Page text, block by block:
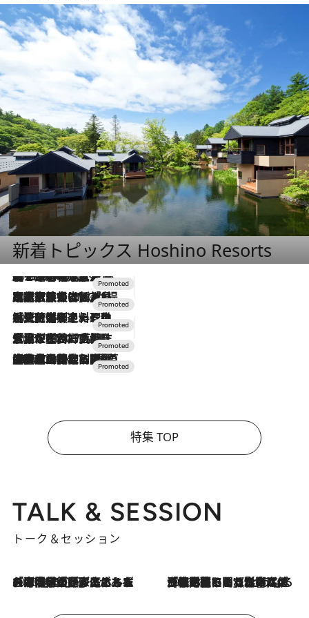
新着トピックス Hoshino Resorts
2026.8.7
【トンボの足水浴】ヒノキの香りに包まれて涼感マックス！約13℃の湧水かけ流しを避暑地「星野温泉 トンボの湯」で体験
2026.7.31
【ホテル帰省】という選択肢をOMOが提案。家族とほどよい距離を保つには「昼は実家、夜は気兼ねなくホテルで！」
2026.7.24
【夏限定ディナーコース】旬を迎える稚鮎や花ズッキーニなどをイタリア・トスカーナの郷土料理の手法で満喫！
2026.7.17
「土佐和ハーブかき氷」がOMO7高知に登場！生姜、山椒、大葉など目にも舌にも涼を呼ぶ郷土の味
2026.7.10
NEW OPEN！【界 草津】名湯の地に誕生。趣の異なる2種の温泉と上州ならではの会席・蕎麦割烹など美食を味わう究極の癒やし旅
特集 TOP
TALK & SESSION
トーク＆セッション
2026.8.3
「今後値上げがあるとすれば…」「リスクがあるのは今年の冬」エネルギー専門家が語る、ホルムズ海峡封鎖が家庭にもたらす“ある心配” 2026.8.3
「住宅建てられない…」「サーチャージ料の高値が続いている」ホルムズ海峡封鎖による影響はいつまで続く？《エネルギー専門家に聞く“どうなる日本の暮らし”》